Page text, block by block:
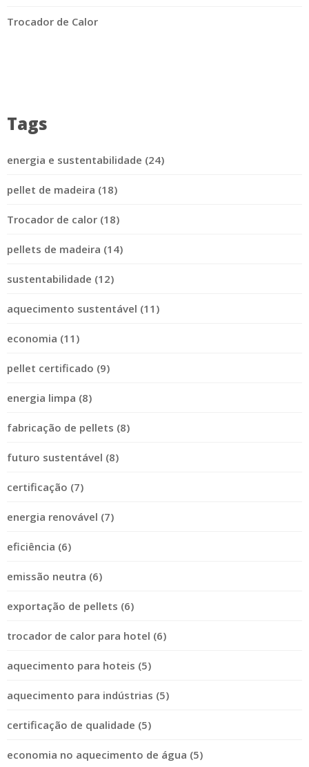
Trocador de Calor
Tags
energia e sustentabilidade (24)
pellet de madeira (18)
Trocador de calor (18)
pellets de madeira (14)
sustentabilidade (12)
aquecimento sustentável (11)
economia (11)
pellet certificado (9)
energia limpa (8)
fabricação de pellets (8)
futuro sustentável (8)
certificação (7)
energia renovável (7)
eficiência (6)
emissão neutra (6)
exportação de pellets (6)
trocador de calor para hotel (6)
aquecimento para hoteis (5)
aquecimento para indústrias (5)
certificação de qualidade (5)
economia no aquecimento de água (5)